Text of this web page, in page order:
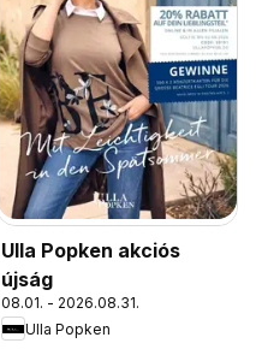
Ulla Popken akciós
újság
08.01. - 2026.08.31.
Ulla Popken